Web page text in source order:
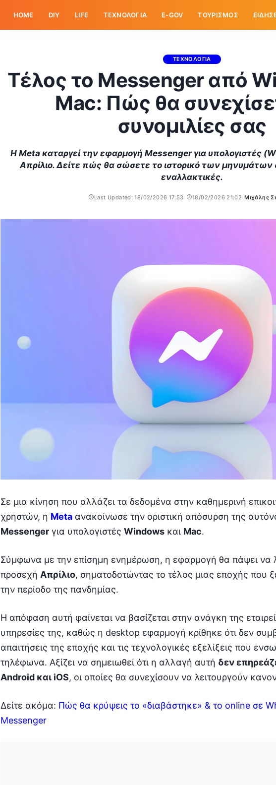
HOME DIY LIFE ΤΕΧΝΟΛΟΓΙΑ E-GOV ΤΟΥΡΙΣΜΟΣ
ΤΕΧΝΟΛΟΓΙΑ
Τέλος το Messenger από
Mac: Πώς θα
συνομιλίες σας
Η Meta καταργεί την εφαρμογή Messenger για υπολογιστές
Απρίλιο. Δείτε πώς θα σώσετε το ιστορικό των μηνυμάτων
εναλλακτικές.
Last Updated: 18/02/2026 17:53 18/02/2026 21:02
Posted
Μιχάλης
Σε μια κίνηση που αλλάζει τα δεδομένα στην καθημερινή
χρηστών, η Metaανακοίνωσε την οριστική απόσυρση της
Messengerγια υπολογιστές Windowsκαι Mac.
Σύμφωνα με την επίσημη ενημέρωση, η εφαρμογή θα πάψει να
προσεχή Απρίλιο, σηματοδοτώντας το τέλος μιας εποχής που
την περίοδο της πανδημίας.
Η απόφαση αυτή φαίνεται να βασίζεται στην ανάγκη της
υπηρεσίες της, καθώς η desktop εφαρμογή κρίθηκε ότι δεν
απαιτήσεις της εποχής και τις τεχνολογικές εξελίξεις που
τηλέφωνα. Αξίζει να σημειωθεί ότι η αλλαγή αυτή δεν
Android και iOS, οι οποίες θα συνεχίσουν να λειτουργούν
Δείτε ακόμα: Πώς θα κρύψεις το «διαβάστηκε» & το online σε
Messenger